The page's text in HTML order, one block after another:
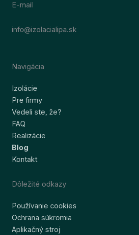
E-mail
info@izolacialipa.sk
Navigácia
Izolácie
Pre firmy
Vedeli ste, že?
FAQ
Realizácie
Blog
Kontakt
Dôležité odkazy
Používanie cookies
Ochrana súkromia
Aplikačný stroj